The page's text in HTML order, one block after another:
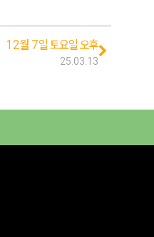
12월 7일 토요일 오후
25.03.13